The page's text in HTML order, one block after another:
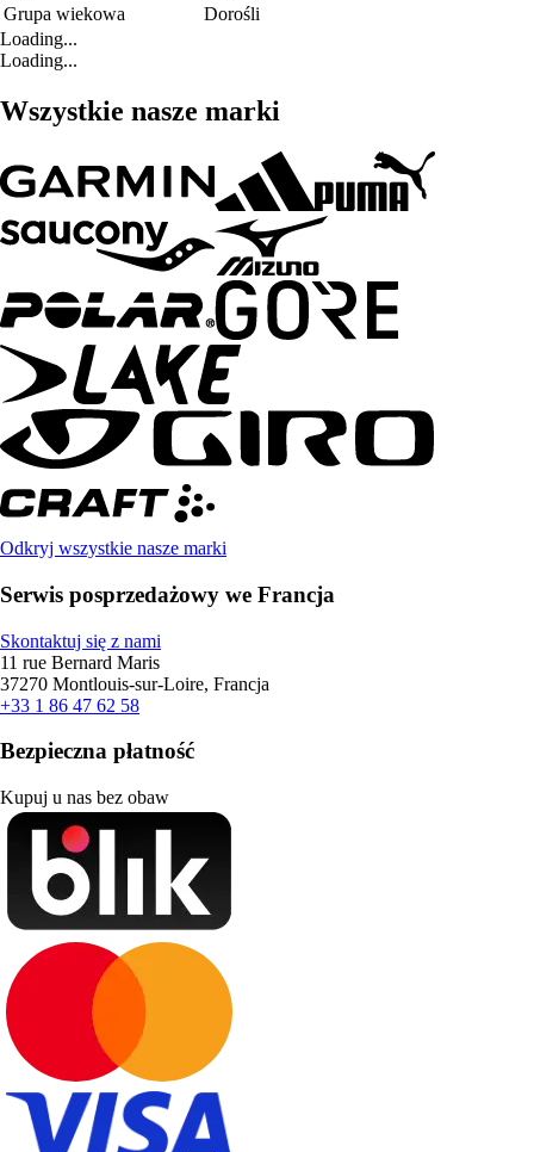
Grupa wiekowa
Dorośli
Loading...
Loading...
Wszystkie nasze marki
Odkryj wszystkie nasze marki
Serwis posprzedażowy we Francja
Skontaktuj się z nami
11 rue Bernard Maris
37270 Montlouis-sur-Loire, Francja
+33 1 86 47 62 58
Bezpieczna płatność
Kupuj u nas bez obaw